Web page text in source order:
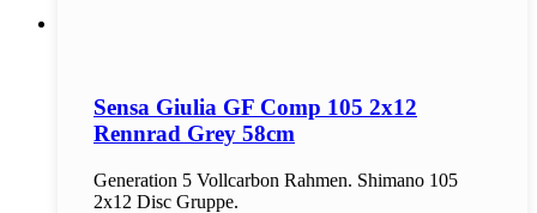
Sensa Giulia GF Comp 105 2x12
Rennrad Grey 58cm
Generation 5 Vollcarbon Rahmen. Shimano 105
2x12 Disc Gruppe.